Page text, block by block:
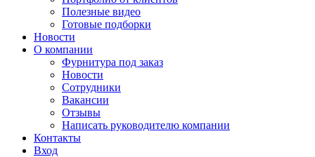
Полезные видео
Готовые подборки
Новости
О компании
Фурнитура под заказ
Новости
Сотрудники
Вакансии
Отзывы
Написать руководителю компании
Контакты
Вход